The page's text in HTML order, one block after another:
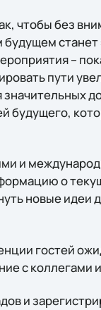
чтобы без
–
пути
будущего,
и
о
новые идеи
гостей
с коллегами
и